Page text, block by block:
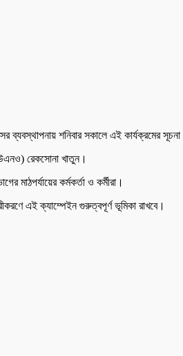
ব্যবস্থাপনায় শনিবার সকালে এই কার্যক্রমের
রেকসোনা খাতুন।
মাঠপর্যায়ের কর্মকর্তা ও কর্মীরা।
এই ক্যাম্পেইন গুরুত্বপূর্ণ ভূমিকা রাখবে।